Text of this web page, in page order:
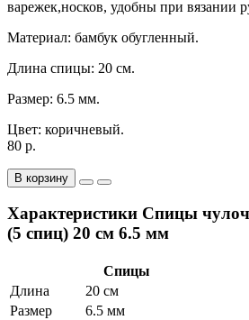
варежек,носков, удобны при вязании
Материал: бамбук обугленный.
Длина спицы: 20 см.
Размер: 6.5 мм.
Цвет: коричневый.
80 р.
В корзину
Характеристики Спицы
(5 спиц) 20 см 6.5 мм
Спицы
Длина
20 см
Размер
6.5 мм